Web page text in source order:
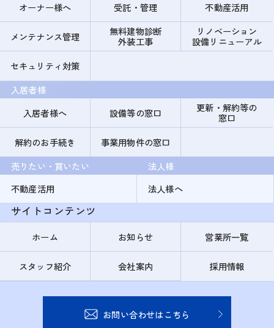
オーナー様へ
受託・管理 不動産活用
メンテナンス管理
無料建物診断
外装工事
リノベーション
設備リニューアル
セキュリティ対策
入居者様
入居者様へ
設備等の窓口
更新・解約等の
窓口
解約のお手続き
事業用物件の窓口
売りたい・買いたい
不動産活用
法人様
法人様へ
サイトコンテンツ
ホーム お知らせ 営業所一覧
スタッフ紹介 会社案内 採用情報
お問い合わせはこちら